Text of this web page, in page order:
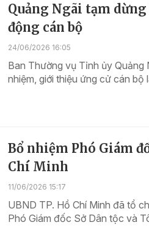
Quảng Ngãi tạm
động cán bộ
24/06/2026 16:05
Ban Thường vụ Tỉnh ủy
nhiệm, giới thiệu ứng cử cán
Bổ nhiệm Phó Giám
Chí Minh
11/06/2026 15:17
UBND TP. Hồ Chí Minh đã tổ
Phó Giám đốc Sở Dân tộc và